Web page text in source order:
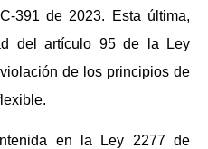
391 de 2023. Esta última,
del artículo 95 de la Ley
de los principios de
en la Ley 2277 de